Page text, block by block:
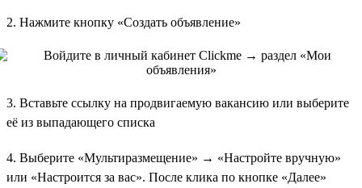
2. Нажмите кнопку «Создать объявление»
3. Вставьте ссылку на продвигаемую вакансию или выберите
её из выпадающего списка
4. Выберите «Мультиразмещение» → «Настройте вручную»
или «Настроится за вас». После клика по кнопке «Далее»